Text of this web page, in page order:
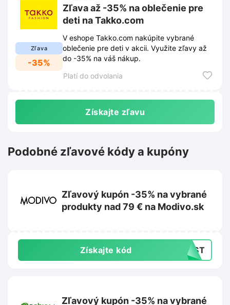
Zľava
-35%
Zľava až -35% na oblečenie pre
deti na Takko.com
V eshope Takko.com nakúpite vybrané
oblečenie pre deti v akcii. Využite zľavy až
do -35% na váš nákup.
Platí do odvolania
Získajte zľavu
Podobné zľavové kódy a kupóny
Zľavový kupón -35% na vybrané
produkty nad 79 € na Modivo.sk
Získajte kód LAST
Zľavový kupón -35% na vybrané